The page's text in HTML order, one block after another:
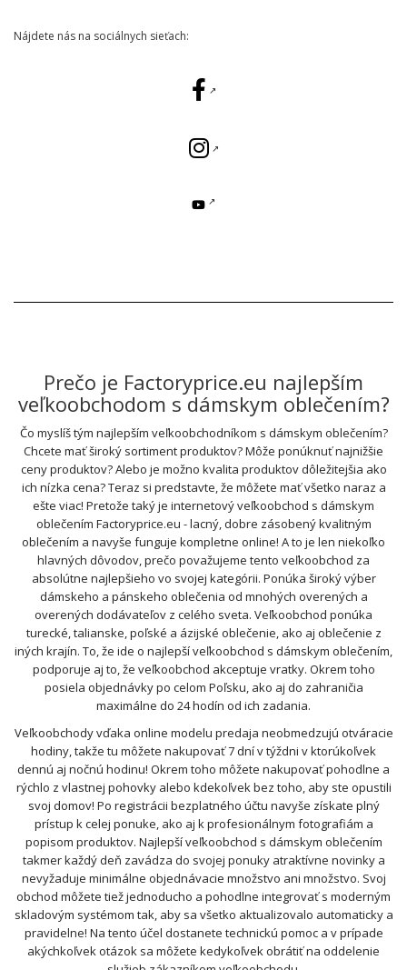
Nájdete nás na sociálnych sieťach:
Prečo je Factoryprice.eu najlepším
veľkoobchodom s dámskym oblečením?
Čo myslíš tým najlepším veľkoobchodníkom s dámskym oblečením?
Chcete mať široký sortiment produktov? Môže ponúknuť najnižšie
ceny produktov? Alebo je možno kvalita produktov dôležitejšia ako
ich nízka cena? Teraz si predstavte, že môžete mať všetko naraz a
ešte viac! Pretože taký je internetový veľkoobchod s dámskym
oblečením Factoryprice.eu - lacný, dobre zásobený kvalitným
oblečením a navyše funguje kompletne online! A to je len niekoľko
hlavných dôvodov, prečo považujeme tento veľkoobchod za
absolútne najlepšieho vo svojej kategórii. Ponúka široký výber
dámskeho a pánskeho oblečenia od mnohých overených a
overených dodávateľov z celého sveta. Veľkoobchod ponúka
turecké, talianske, poľské a ázijské oblečenie, ako aj oblečenie z
iných krajín. To, že ide o najlepší veľkoobchod s dámskym oblečením,
podporuje aj to, že veľkoobchod akceptuje vratky. Okrem toho
posiela objednávky po celom Poľsku, ako aj do zahraničia
maximálne do 24 hodín od ich zadania.
Veľkoobchody vďaka online modelu predaja neobmedzujú otváracie
hodiny, takže tu môžete nakupovať 7 dní v týždni v ktorúkoľvek
dennú aj nočnú hodinu! Okrem toho môžete nakupovať pohodlne a
rýchlo z vlastnej pohovky alebo kdekoľvek bez toho, aby ste opustili
svoj domov! Po registrácii bezplatného účtu navyše získate plný
prístup k celej ponuke, ako aj k profesionálnym fotografiám a
popisom produktov. Najlepší veľkoobchod s dámskym oblečením
takmer každý deň zavádza do svojej ponuky atraktívne novinky a
nevyžaduje minimálne objednávacie množstvo ani množstvo. Svoj
obchod môžete tiež jednoducho a pohodlne integrovať s moderným
skladovým systémom tak, aby sa všetko aktualizovalo automaticky a
pravidelne! Na tento účel dostanete technickú pomoc a v prípade
akýchkoľvek otázok sa môžete kedykoľvek obrátiť na oddelenie